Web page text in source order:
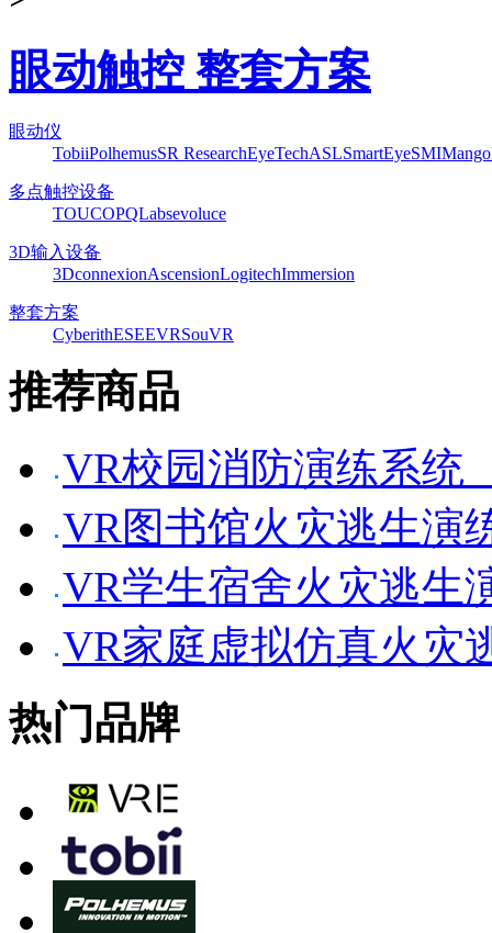
眼动触控 整套方案
眼动仪
TobiiPolhemusSR ResearchEyeTechASLSmartEyeSMI
多点触控设备
TOUCOPQLabsevoluce
3D输入设备
3DconnexionAscensionLogitechImmersion
整套方案
CyberithESEEVRSouVR
推荐商品
VR校园消防演练系统
VR图书馆火灾逃生演
VR学生宿舍火灾逃生
VR家庭虚拟仿真火灾
热门品牌